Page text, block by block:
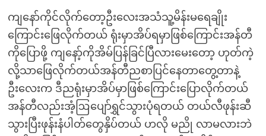
ကျနော်ကိုင်လိုက်တော့ဦးလေးအသံသူ့မိန်းမရေချိုး
ကြောင်းဖြေလိုက်တယ် ရုံးမှာအိပ်ရမှာဖြစ်ကြောင်းအန်တီ
ကိုပြောဖို့ ကျနော့်ကိုအိမ်ပြန်ခြင်ပြီလားမေးတော့ ဟုတ်ကဲ့
လို့သာဖြေလိုက်တယ်အန်တီညစာပြင်နေတာတွေ့တာနဲ့
ဦးလေးက ဒီညရုံးမှာအိပ်မှာဖြစ်ကြောင်းပြောလိုက်တယ်
အန်တီလည်းအံ့ဩပျော်ရွှင်သွားပုံရတယ် တယ်လီဖုန်းဆီ
သွားပြီးဖုန်းနံပါတ်တွေနှိပ်တယ် ဟလို မညို လာမလားဘဲ